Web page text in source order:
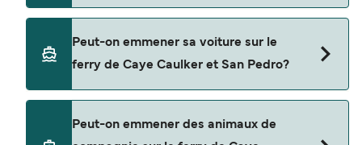
piéton de Caye Caulker à San Pedro avec
Peut-on emmener sa voiture sur le
ferry de Caye Caulker et San Pedro?
Peut-on emmener des animaux de